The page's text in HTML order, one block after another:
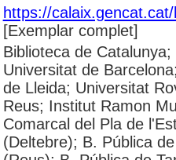
https://
[Exemplar complet]
Biblioteca de
Universitat de
de Lleida; Universitat
Reus; Institut Ramon
Comarcal del Pla de
(Deltebre); B. Pública